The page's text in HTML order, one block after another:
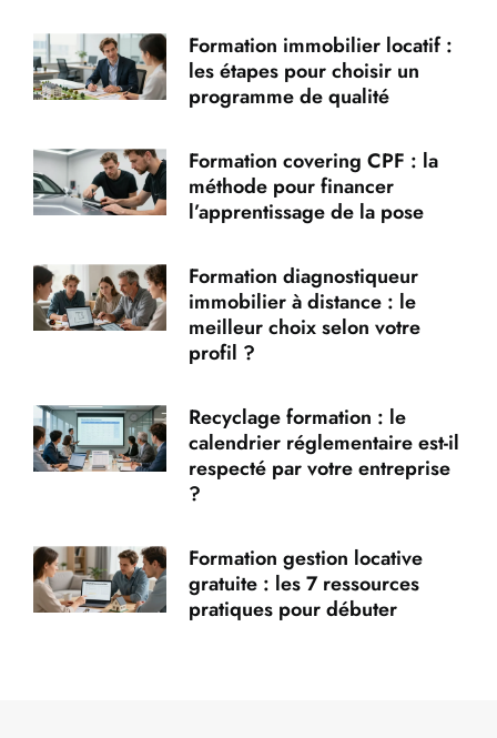
Formation immobilier locatif :
les étapes pour choisir un
programme de qualité
Formation covering CPF : la
méthode pour financer
l’apprentissage de la pose
Formation diagnostiqueur
immobilier à distance : le
meilleur choix selon votre
profil ?
Recyclage formation : le
calendrier réglementaire est-il
respecté par votre entreprise
?
Formation gestion locative
gratuite : les 7 ressources
pratiques pour débuter